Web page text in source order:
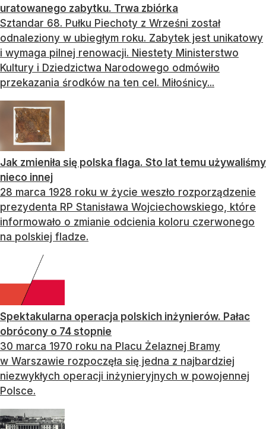
uratowanego zabytku. Trwa zbiórka
Sztandar 68. Pułku Piechoty z Wrześni został
odnaleziony w ubiegłym roku. Zabytek jest unikatowy
i wymaga pilnej renowacji. Niestety Ministerstwo
Kultury i Dziedzictwa Narodowego odmówiło
przekazania środków na ten cel. Miłośnicy...
Jak zmieniła się polska flaga. Sto lat temu używaliśmy
nieco innej
28 marca 1928 roku w życie weszło rozporządzenie
prezydenta RP Stanisława Wojciechowskiego, które
informowało o zmianie odcienia koloru czerwonego
na polskiej fladze.
Spektakularna operacja polskich inżynierów. Pałac
obrócony o 74 stopnie
30 marca 1970 roku na Placu Żelaznej Bramy
w Warszawie rozpoczęła się jedna z najbardziej
niezwykłych operacji inżynieryjnych w powojennej
Polsce.